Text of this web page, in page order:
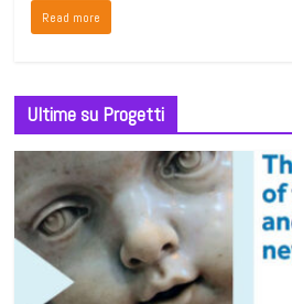
Read more
Ultime su Progetti